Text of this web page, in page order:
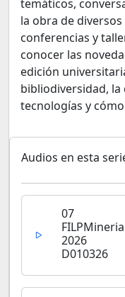
temáticos,
la obra de
conferencias y
conocer las
edición
bibliodiversidad, la
tecnologías y
Audios en esta
07
FILPMineria
2026
D010326